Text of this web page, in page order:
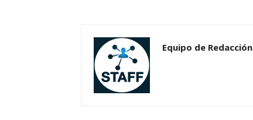
Equipo de Redacción